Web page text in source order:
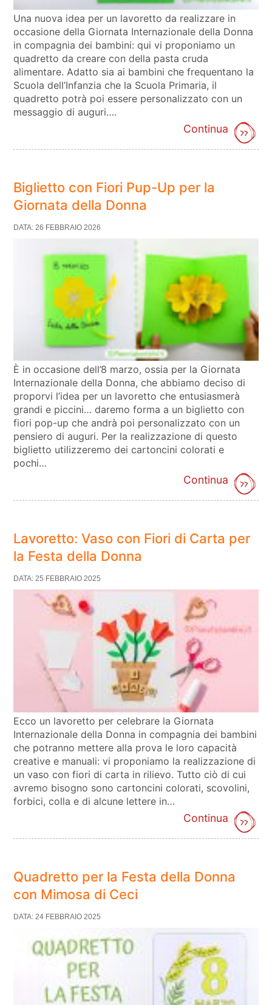
Una nuova idea per un lavoretto da realizzare in
occasione della Giornata Internazionale della Donna
in compagnia dei bambini: qui vi proponiamo un
quadretto da creare con della pasta cruda
alimentare. Adatto sia ai bambini che frequentano la
Scuola dell’Infanzia che la Scuola Primaria, il
quadretto potrà poi essere personalizzato con un
messaggio di auguri….
Continua
Biglietto con Fiori Pup-Up per la
Giornata della Donna
DATA: 26 FEBBRAIO 2026
È in occasione dell’8 marzo, ossia per la Giornata
Internazionale della Donna, che abbiamo deciso di
proporvi l’idea per un lavoretto che entusiasmerà
grandi e piccini… daremo forma a un biglietto con
fiori pop-up che andrà poi personalizzato con un
pensiero di auguri. Per la realizzazione di questo
biglietto utilizzeremo dei cartoncini colorati e
pochi…
Continua
Lavoretto: Vaso con Fiori di Carta per
la Festa della Donna
DATA: 25 FEBBRAIO 2025
Ecco un lavoretto per celebrare la Giornata
Internazionale della Donna in compagnia dei bambini
che potranno mettere alla prova le loro capacità
creative e manuali: vi proponiamo la realizzazione di
un vaso con fiori di carta in rilievo. Tutto ciò di cui
avremo bisogno sono cartoncini colorati, scovolini,
forbici, colla e di alcune lettere in…
Continua
Quadretto per la Festa della Donna
con Mimosa di Ceci
DATA: 24 FEBBRAIO 2025